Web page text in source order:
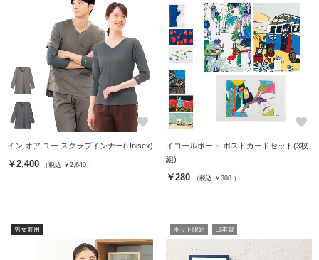
favorite
イン オア ユー スクラブインナー(Unisex)
￥2,400 （税込 ￥2,640 ）
favorite
イコールボート ポストカードセット(3枚
組)
￥280 （税込 ￥308 ）
男女兼用 ネット限定 日本製